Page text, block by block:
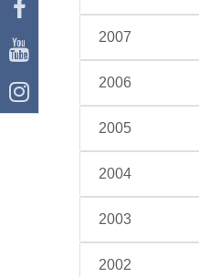
2007
2006
2005
2004
2003
2002